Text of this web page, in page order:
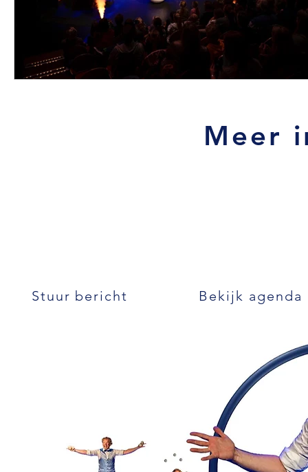
Meer
Stuur bericht Bekijk agenda